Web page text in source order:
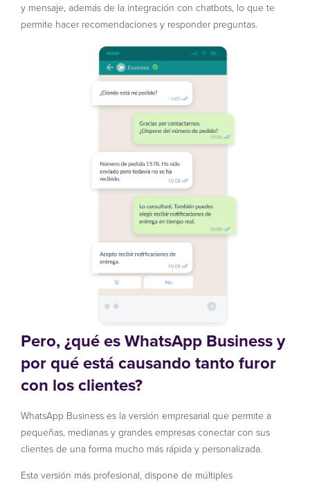
y mensaje, además de la integración con chatbots, lo que te
permite hacer recomendaciones y responder preguntas.
Pero, ¿qué es WhatsApp Business y
por qué está causando tanto furor
con los clientes?
WhatsApp Business es la versión empresarial que permite a
pequeñas, medianas y grandes empresas conectar con sus
clientes de una forma mucho más rápida y personalizada.
Esta versión más profesional, dispone de múltiples